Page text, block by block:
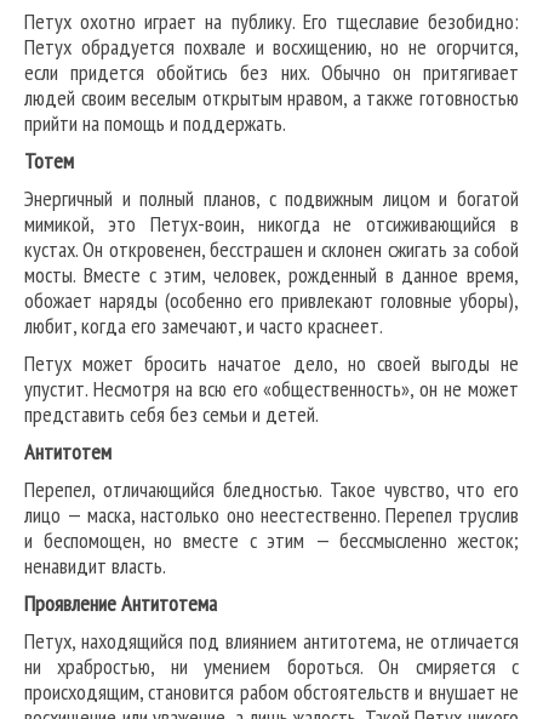
Петух охотно играет на публику. Его тщеславие безобидно:
Петух обрадуется похвале и восхищению, но не огорчится,
если придется обойтись без них. Обычно он притягивает
людей своим веселым открытым нравом, а также готовностью
прийти на помощь и поддержать.
Тотем
Энергичный и полный планов, с подвижным лицом и богатой
мимикой, это Петух-воин, никогда не отсиживающийся в
кустах. Он откровенен, бесстрашен и склонен сжигать за собой
мосты. Вместе с этим, человек, рожденный в данное время,
обожает наряды (особенно его привлекают головные уборы),
любит, когда его замечают, и часто краснеет.
Петух может бросить начатое дело, но своей выгоды не
упустит. Несмотря на всю его «общественность», он не может
представить себя без семьи и детей.
Антитотем
Перепел, отличающийся бледностью. Такое чувство, что его
лицо — маска, настолько оно неестественно. Перепел труслив
и беспомощен, но вместе с этим — бессмысленно жесток;
ненавидит власть.
Проявление Антитотема
Петух, находящийся под влиянием антитотема, не отличается
ни храбростью, ни умением бороться. Он смиряется с
происходящим, становится рабом обстоятельств и внушает не